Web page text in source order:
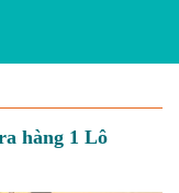
hàng 1 Lô